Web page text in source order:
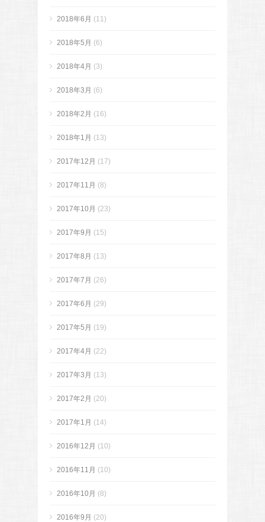
2018年6月 (11)
2018年5月 (6)
2018年4月 (3)
2018年3月 (6)
2018年2月 (16)
2018年1月 (13)
2017年12月 (17)
2017年11月 (8)
2017年10月 (23)
2017年9月 (15)
2017年8月 (13)
2017年7月 (26)
2017年6月 (29)
2017年5月 (19)
2017年4月 (22)
2017年3月 (13)
2017年2月 (20)
2017年1月 (14)
2016年12月 (10)
2016年11月 (10)
2016年10月 (8)
2016年9月 (20)